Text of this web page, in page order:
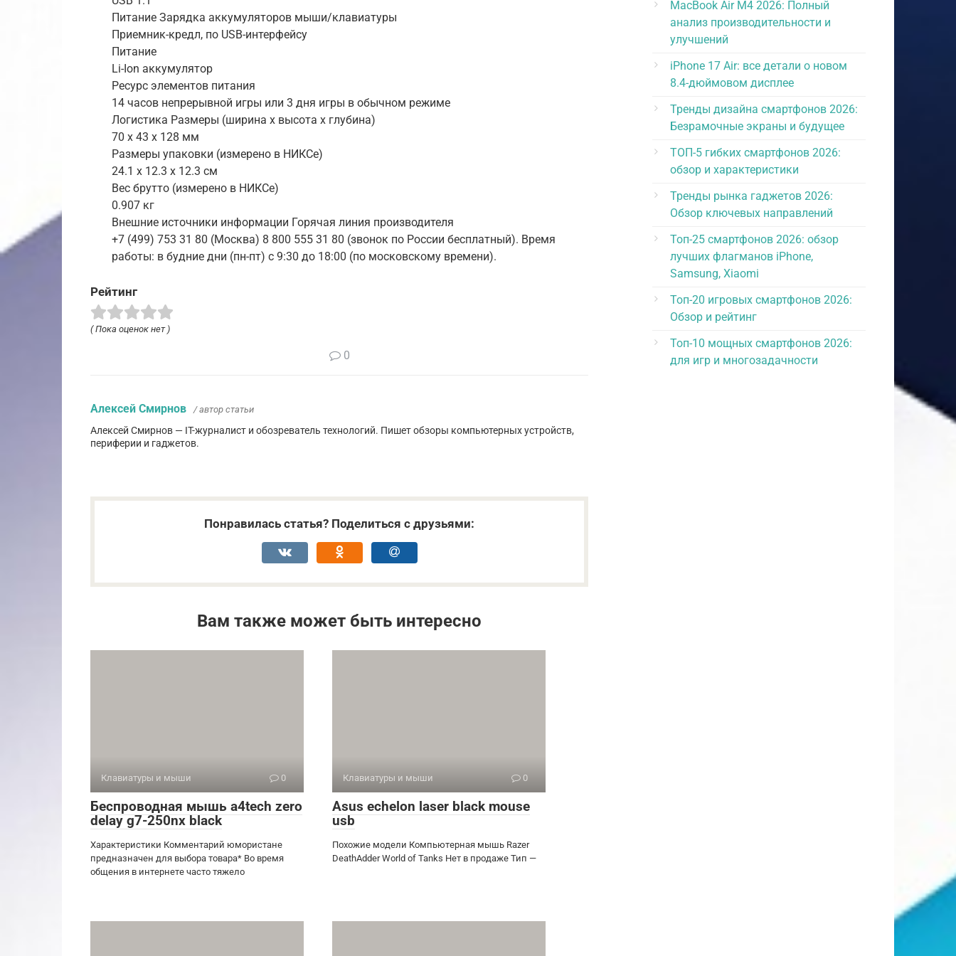
Питание Зарядка аккумуляторов мыши/клавиатуры
Приемник-кредл, по USB-интерфейсу
Питание
Li-Ion аккумулятор
Ресурс элементов питания
14 часов непрерывной игры или 3 дня игры в обычном режиме
Логистика Размеры (ширина x высота x глубина)
70 x 43 x 128 мм
Размеры упаковки (измерено в НИКСе)
24.1 x 12.3 x 12.3 см
Вес брутто (измерено в НИКСе)
0.907 кг
Внешние источники информации Горячая линия производителя
+7 (499) 753 31 80 (Москва) 8 800 555 31 80 (звонок по России бесплатный). Время
работы: в будние дни (пн-пт) с 9:30 до 18:00 (по московскому времени).
Рейтинг
( Пока оценок нет )
0
Алексей Смирнов / автор статьи
Алексей Смирнов — IT-журналист и обозреватель технологий. Пишет обзоры компьютерных устройств,
периферии и гаджетов.
Понравилась статья? Поделиться с друзьями:
Вам также может быть интересно
Клавиатуры и мыши 0
Беспроводная мышь a4tech zero
delay g7-250nx black
Характеристики Комментарий юмористане
предназначен для выбора товара* Во время
общения в интернете часто тяжело
Клавиатуры и мыши 0
Asus echelon laser black mouse
usb
Похожие модели Компьютерная мышь Razer
DeathAdder World of Tanks Нет в продаже Тип —
MacBook Air M4 2026: Полный
анализ производительности и
улучшений
iPhone 17 Air: все детали о новом
8.4-дюймовом дисплее
Тренды дизайна смартфонов 2026:
Безрамочные экраны и будущее
ТОП-5 гибких смартфонов 2026:
обзор и характеристики
Тренды рынка гаджетов 2026:
Обзор ключевых направлений
Топ-25 смартфонов 2026: обзор
лучших флагманов iPhone,
Samsung, Xiaomi
Топ-20 игровых смартфонов 2026:
Обзор и рейтинг
Топ-10 мощных смартфонов 2026:
для игр и многозадачности